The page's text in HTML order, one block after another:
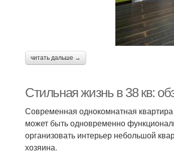
читать дальше →
Стильная жизнь в 38 кв:
Современная однокомнатная
может быть одновременно
организовать интерьер небольшой
хозяина.